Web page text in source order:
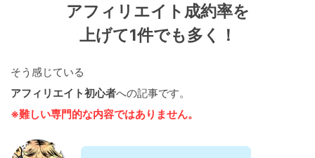
アフィリエイト成約率を
上げて1件でも多く！
そう感じている
アフィリエイト初心者への記事です。
※難しい専門的な内容ではありません。